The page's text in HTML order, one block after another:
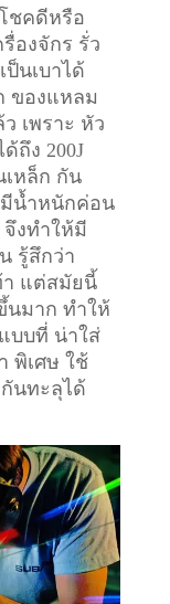
ชคดีหรือ
องจักร รั่ว
นเบาได้
ของแหลม
เพราะ หัว
ถึง 200J
หล็ก กัน
มีน้ำหนักค่อน
งทำให้มี
รู้สึกว่า
า แต่สมัยนี้
มาก ทำให้
บบที่ น่าใส่
พิเศษ ใช้
นทะลุได้